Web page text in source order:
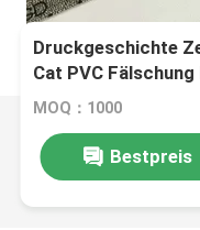
Druckgeschichte
Cat PVC
Paket Box
MOQ：1000
Bestpreis